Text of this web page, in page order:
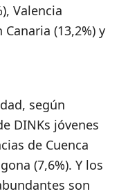
Valencia
Canaria (13,2%) y
según
DINKs jóvenes
de Cuenca
(7,6%). Y los
son